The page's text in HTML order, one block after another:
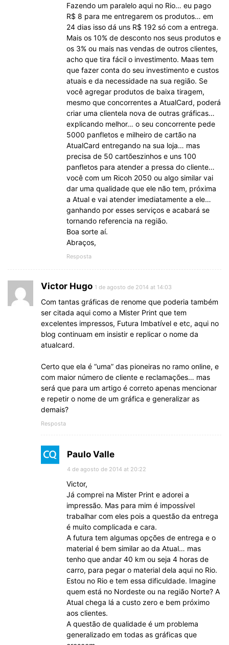
Fazendo um paralelo aqui no Rio… eu pago
R$ 8 para me entregarem os produtos… em
24 dias isso dá uns R$ 192 só com a entrega.
Mais os 10% de desconto nos seus produtos e
os 3% ou mais nas vendas de outros clientes,
acho que tira fácil o investimento. Maas tem
que fazer conta do seu investimento e custos
atuais e da necessidade na sua região. Se
você agregar produtos de baixa tiragem,
mesmo que concorrentes a AtualCard, poderá
criar uma clientela nova de outras gráficas…
explicando melhor… o seu concorrente pede
5000 panfletos e milheiro de cartão na
AtualCard entregando na sua loja… mas
precisa de 50 cartõeszinhos e uns 100
panfletos para atender a pressa do cliente…
você com um Ricoh 2050 ou algo similar vai
dar uma qualidade que ele não tem, próxima
a Atual e vai atender imediatamente a ele…
ganhando por esses serviços e acabará se
tornando referencia na região.
Boa sorte aí.
Abraços,
Resposta
Victor Hugo 1 de agosto de 2014 at 14:03
Com tantas gráficas de renome que poderia também
ser citada aqui como a Mister Print que tem
excelentes impressos, Futura Imbatível e etc, aqui no
blog continuam em insistir e replicar o nome da
atualcard.
Certo que ela é “uma” das pioneiras no ramo online, e
com maior número de cliente e reclamações… mas
será que para um artigo é correto apenas mencionar
e repetir o nome de um gráfica e generalizar as
demais?
Resposta
Paulo Valle
4 de agosto de 2014 at 20:22
Victor,
Já comprei na Mister Print e adorei a
impressão. Mas para mim é impossível
trabalhar com eles pois a questão da entrega
é muito complicada e cara.
A futura tem algumas opções de entrega e o
material é bem similar ao da Atual… mas
tenho que andar 40 km ou seja 4 horas de
carro, para pegar o material dela aqui no Rio.
Estou no Rio e tem essa dificuldade. Imagine
quem está no Nordeste ou na região Norte? A
Atual chega lá a custo zero e bem próximo
aos clientes.
A questão de qualidade é um problema
generalizado em todas as gráficas que